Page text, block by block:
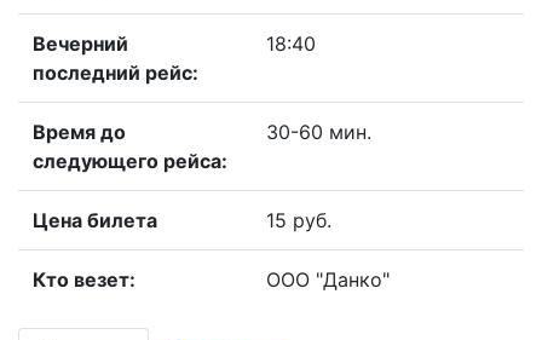
Вечерний
последний рейс:
18:40
Время до
следующего рейса:
30-60 мин.
Цена билета 15 руб.
Кто везет: ООО "Данко"